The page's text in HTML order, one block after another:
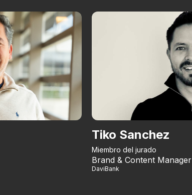
Tiko Sanchez
Miembro del jurado
Brand & Content Manager
DaviBank